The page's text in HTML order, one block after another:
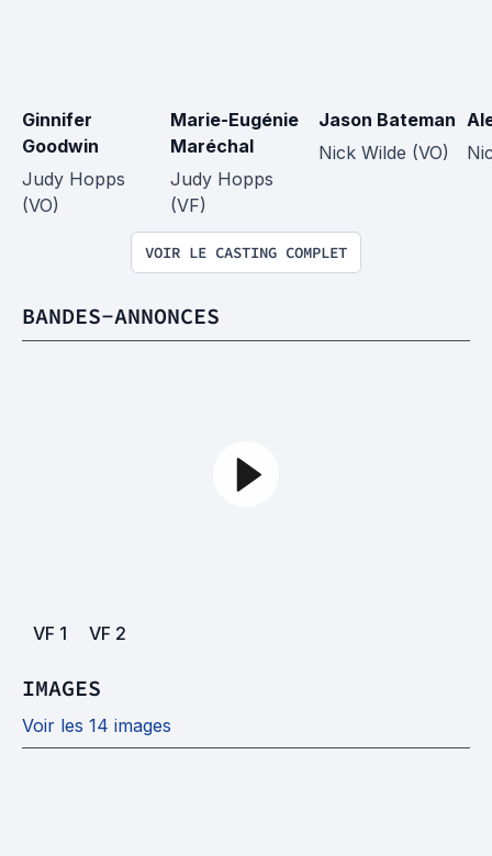
Ginnifer
Goodwin
Judy Hopps
(VO)
Marie-Eugénie
Maréchal
Judy Hopps
(VF)
Jason Bateman
Nick Wilde (VO)
VOIR LE CASTING COMPLET
BANDES-ANNONCES
VF 1 VF 2
IMAGES
Voir les 14 images